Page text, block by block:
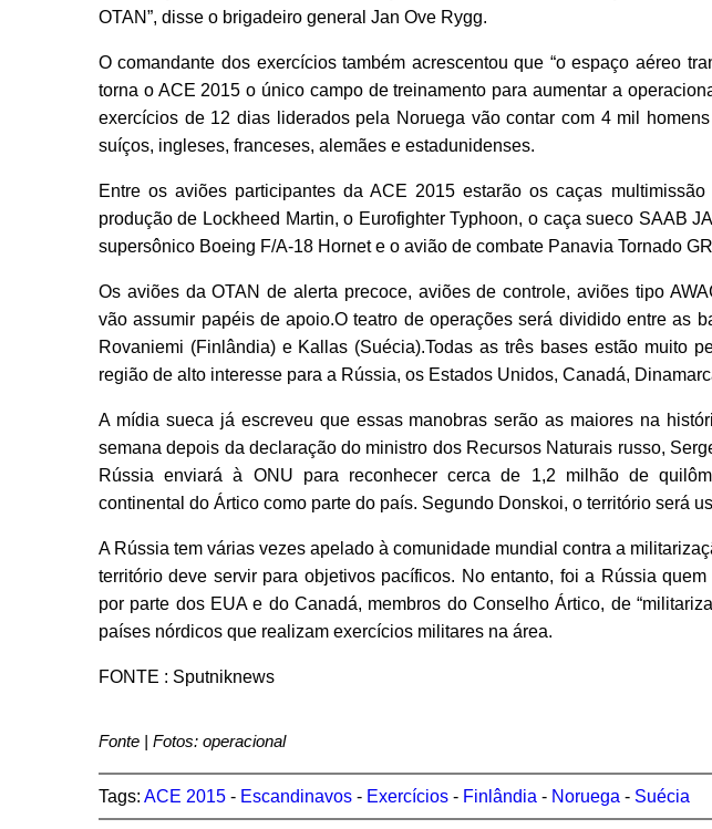
OTAN”, disse o brigadeiro general Jan Ove Rygg.
O comandante dos exercícios também acrescentou que “o espaço aéreo
torna o ACE 2015 o único campo de treinamento para aumentar a
exercícios de 12 dias liderados pela Noruega vão contar com 4 mil
suíços, ingleses, franceses, alemães e estadunidenses.
Entre os aviões participantes da ACE 2015 estarão os caças
produção de Lockheed Martin, o Eurofighter Typhoon, o caça sueco SAAB
supersônico Boeing F/A-18 Hornet e o avião de combate Panavia Tornado
Os aviões da OTAN de alerta precoce, aviões de controle, aviões tipo
vão assumir papéis de apoio.O teatro de operações será dividido entre as
Rovaniemi (Finlândia) e Kallas (Suécia).Todas as três bases estão muito
região de alto interesse para a Rússia, os Estados Unidos, Canadá,
A mídia sueca já escreveu que essas manobras serão as maiores na
semana depois da declaração do ministro dos Recursos Naturais russo,
Rússia enviará à ONU para reconhecer cerca de 1,2 milhão de
continental do Ártico como parte do país. Segundo Donskoi, o território será
A Rússia tem várias vezes apelado à comunidade mundial contra a
território deve servir para objetivos pacíficos. No entanto, foi a Rússia
por parte dos EUA e do Canadá, membros do Conselho Ártico, de
países nórdicos que realizam exercícios militares na área.
FONTE : Sputniknews
Fonte | Fotos: operacional
Tags: ACE 2015- Escandinavos- Exercícios- Finlândia - Noruega - Suécia